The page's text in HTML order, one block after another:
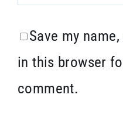
Save my
in this browser
comment.